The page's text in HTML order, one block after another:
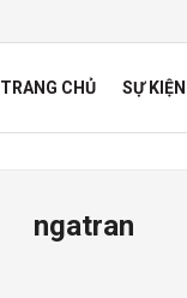
TRANG CHỦ SỰ KIỆN
ngatran